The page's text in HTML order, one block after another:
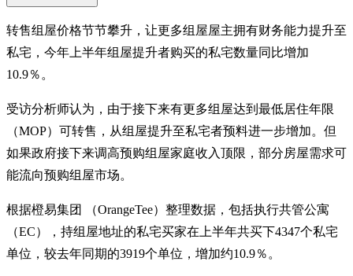
转售组屋价格节节攀升，让更多组屋屋主拥有财务能力提升至
私宅，今年上半年组屋提升者购买的私宅数量同比增加
10.9％。
受访分析师认为，由于接下来有更多组屋达到最低居住年限
（MOP）可转售，从组屋提升至私宅者预料进一步增加。但
如果政府接下来调高预购组屋家庭收入顶限，部分房屋需求可
能流向预购组屋市场。
根据橙易集团 （OrangeTee）整理数据，包括执行共管公寓
（EC），持组屋地址的私宅买家在上半年共买下4347个私宅
单位，较去年同期的3919个单位，增加约10.9％。